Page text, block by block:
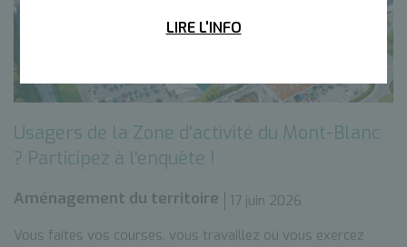
LIRE L'INFO
Usagers de la Zone d'activité du Mont-Blanc
? Participez à l'enquête !
Aménagement du territoire
17 juin 2026
Vous faites vos courses, vous travaillez où vous exercez